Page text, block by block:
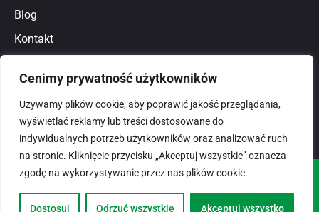
Cenimy prywatność użytkowników
Używamy plików cookie, aby poprawić jakość przeglądania,
wyświetlać reklamy lub treści dostosowane do
indywidualnych potrzeb użytkowników oraz analizować ruch
na stronie. Kliknięcie przycisku „Akceptuj wszystkie” oznacza
zgodę na wykorzystywanie przez nas plików cookie.
Dostosuj Odrzuć wszystkie Akceptuj wszystko
Blog
Kontakt
Polityka prywatności
© 2026domlux.plZaprojektowany przez: